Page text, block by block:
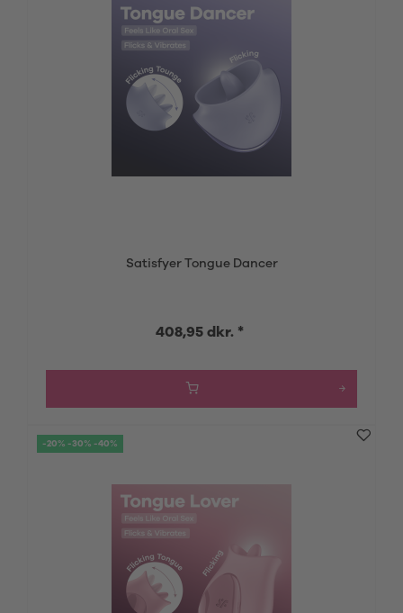
Satisfyer Tongue Dancer
408,95 dkr. *
-20% -30% -40%